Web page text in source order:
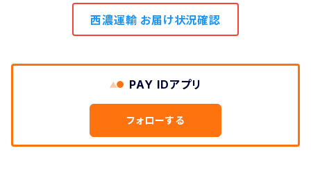
西濃運輸 お届け状況確認
PAY IDアプリ
フォローする